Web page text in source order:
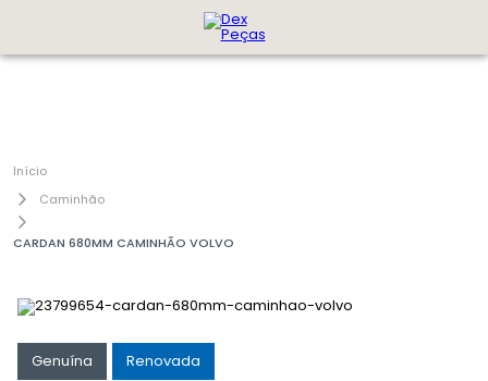
Caminhão
CARDAN 680MM CAMINHÃO VOLVO
Genuína Renovada